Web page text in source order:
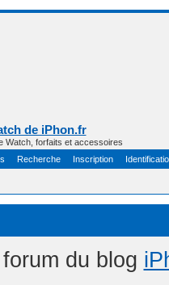
de iPhon.fr
Watch, forfaits et accessoires
Recherche Inscription
du blog